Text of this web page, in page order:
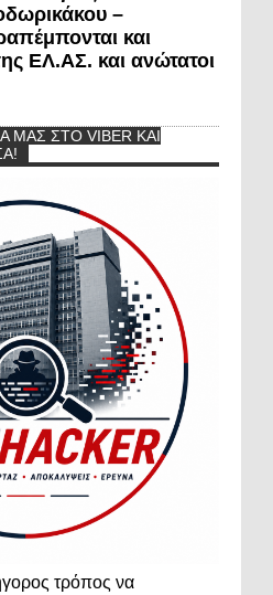
–
και
ΕΛ.ΑΣ. και ανώτατοι
ΣΤΟ VIBER ΚΑΙ
τρόπος να